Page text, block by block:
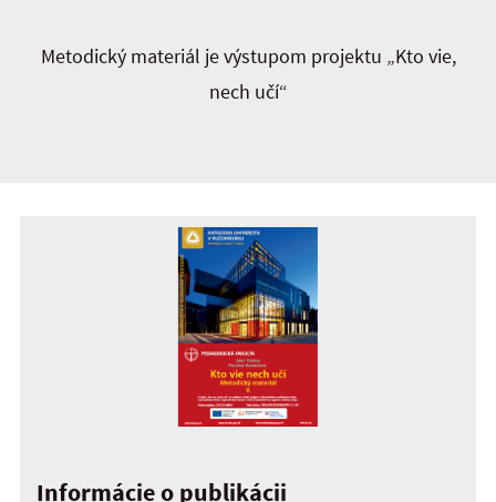
Metodický materiál je výstupom projektu „Kto vie,
nech učí“
Informácie o publikácii